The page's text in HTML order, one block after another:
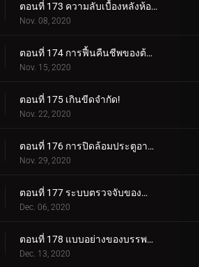
ตอนที่ 173 ความลับเบื้องหลังห้องใต้ดิน
Nov. 08, 2020
ตอนที่ 174 การฟื้นคืนชีพของต้นไม้ศักดิ์สิทธิ์
Nov. 15, 2020
ตอนที่ 175 เกินขีดจำกัด!
Nov. 22, 2020
ตอนที่ 176 การปิดล้อมประตูอาอุน!
Nov. 29, 2020
ตอนที่ 177 ระบบตรวจจับของกำแพงเหล็ก
Dec. 06, 2020
ตอนที่ 178 แบบอย่างของบรรพบุรุษของเรา
Dec. 13, 2020